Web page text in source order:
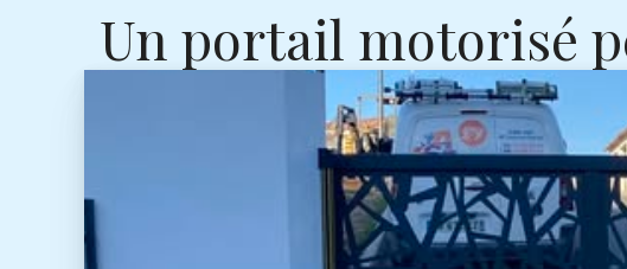
Un portail motorisé